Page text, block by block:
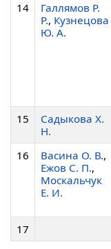
14
Галлямов Р.
Р., Кузнецова
Ю. А.
15
Садыкова Х.
Н.
16 Васина О. В.,
Ежов С. П.,
Москальчук
Е. И.
17